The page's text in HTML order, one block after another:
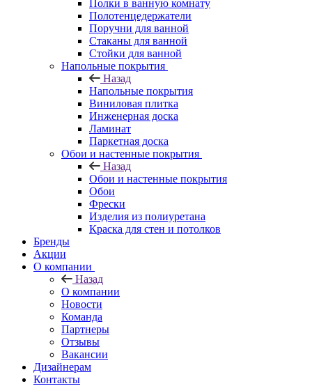
Полки в ванную комнату
Полотенцедержатели
Поручни для ванной
Стаканы для ванной
Стойки для ванной
Напольные покрытия
Назад
Напольные покрытия
Виниловая плитка
Инженерная доска
Ламинат
Паркетная доска
Обои и настенные покрытия
Назад
Обои и настенные покрытия
Обои
Фрески
Изделия из полиуретана
Краска для стен и потолков
Бренды
Акции
О компании
Назад
О компании
Новости
Команда
Партнеры
Отзывы
Вакансии
Дизайнерам
Контакты